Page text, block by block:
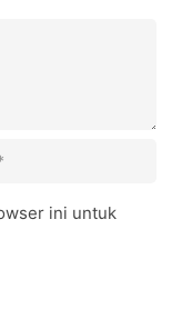
ini untuk